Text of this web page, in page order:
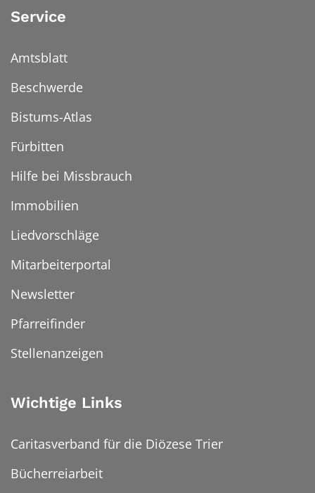
Service
Amtsblatt
Beschwerde
Bistums-Atlas
Fürbitten
Hilfe bei Missbrauch
Immobilien
Liedvorschläge
Mitarbeiterportal
Newsletter
Pfarreifinder
Stellenanzeigen
Wichtige Links
Caritasverband für die Diözese Trier
Bücherreiarbeit